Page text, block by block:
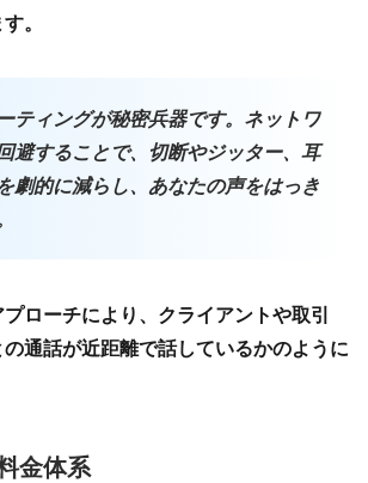
。
ティングが秘密兵器です。ネットワ
避することで、切断やジッター、耳
劇的に減らし、あなたの声をはっき
ローチにより、クライアントや取引
通話が近距離で話しているかのように
金体系